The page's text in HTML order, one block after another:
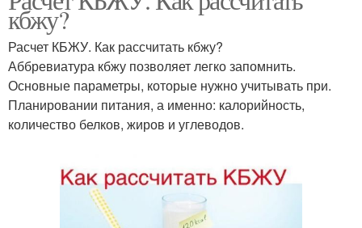
кбжу?
Расчет КБЖУ. Как рассчитать кбжу?
Аббревиатура кбжу позволяет легко запомнить.
Основные параметры, которые нужно учитывать при.
Планировании питания, а именно: калорийность,
количество белков, жиров и углеводов.